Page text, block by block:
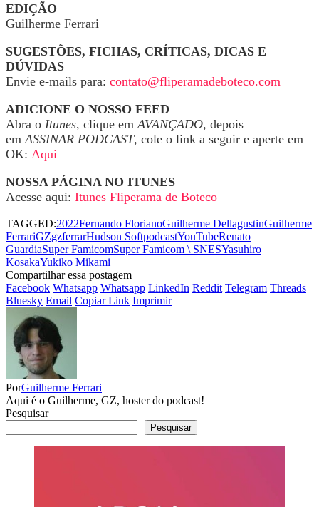
EDIÇÃO
Guilherme Ferrari
SUGESTÕES, FICHAS, CRÍTICAS, DICAS E
DÚVIDAS
Envie e-mails para: contato@fliperamadeboteco.com
ADICIONE O NOSSO FEED
Abra o Itunes, clique em AVANÇADO, depois
em ASSINAR PODCAST, cole o link a seguir e aperte em
OK: Aqui
NOSSA PÁGINA NO ITUNES
Acesse aqui: Itunes Fliperama de Boteco
TAGGED:2022Fernando FlorianoGuilherme DellagustinGuilherme
FerrariGZgzferrarHudson SoftpodcastYouTubeRenato
GuardiaSuper FamicomSuper Famicom \ SNESYasuhiro
KosakaYukiko Mikami
Compartilhar essa postagem
Facebook Whatsapp Whatsapp LinkedIn Reddit Telegram Threads
Bluesky Email Copiar Link Imprimir
PorGuilherme Ferrari
Aqui é o Guilherme, GZ, hoster do podcast!
Pesquisar
Pesquisar